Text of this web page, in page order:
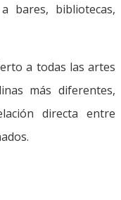
bares, bibliotecas,
a todas las artes
más diferentes,
directa entre